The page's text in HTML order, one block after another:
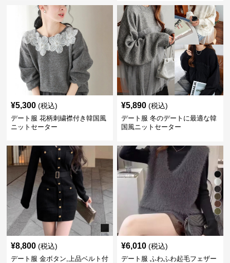
¥5,300 (税込)
デート服 花柄刺繍襟付き韓国風
ニットセーター
¥5,890 (税込)
デート服 冬のデートに最適な韓
国風ニットセーター
¥8,800 (税込)
デート服 金ボタン,上品ベルト付
¥6,010 (税込)
デート服 ふわふわ起毛フェザー